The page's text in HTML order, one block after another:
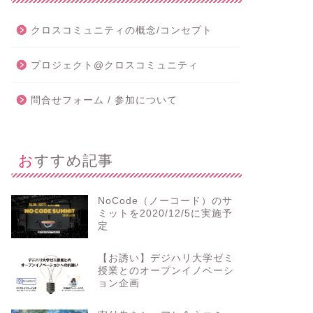
クロスコミュニティの概念/コンセプト
プロジェクト@クロスコミュニティ
問合せフォーム / 参加について
おすすめ記事
NoCode（ノーコード）のサ
ミットを2020/12/5に実施予
定
【お誘い】デジハリ大学ゼミ
授業とのオープンイノベーシ
ョン企画